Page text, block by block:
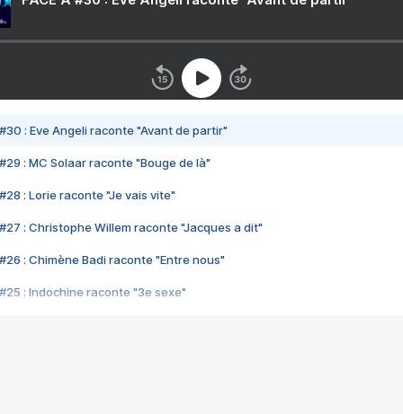
#30 : Eve Angeli raconte "Avant de partir"
#29 : MC Solaar raconte "Bouge de là"
#28 : Lorie raconte "Je vais vite"
#27 : Christophe Willem raconte "Jacques a dit"
#26 : Chimène Badi raconte "Entre nous"
#25 : Indochine raconte "3e sexe"